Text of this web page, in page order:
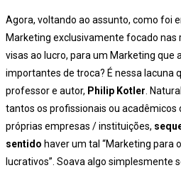
Agora, voltando ao assunto, como foi
Marketing exclusivamente focado nas
visas ao lucro, para um Marketing
importantes de troca? É nessa lacuna
professor e autor, Philip Kotler.
tantos os profissionais ou acadêmicos
próprias empresas / instituições,
sentido haver um tal “Marketing para
lucrativos”. Soava algo simplesmente